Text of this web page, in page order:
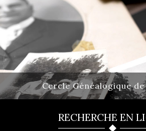
Cercle Généalogique
RECHERCHE EN